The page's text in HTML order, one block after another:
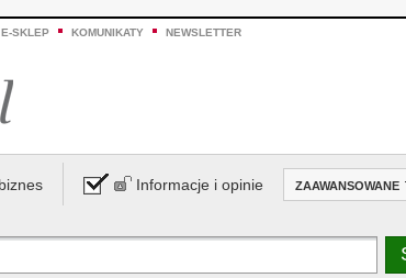
E-SKLEP KOMUNIKATY NEWSLETTER
Informacje i opinie ZAAWANSOWANE